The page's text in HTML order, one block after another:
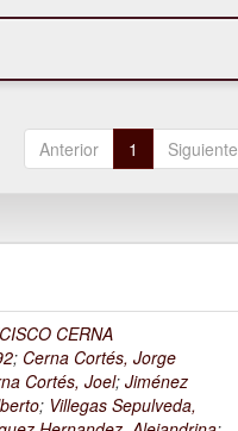
Anterior 1 Siguiente
CERNA
; Cerna Cortés, Jorge
Cortés, Joel;Jiménez
; Villegas Sepulveda,